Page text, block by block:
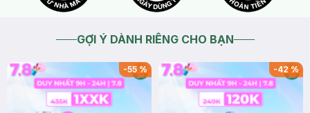
GỢI Ý DÀNH RIÊNG CHO BẠN
-55% -42%